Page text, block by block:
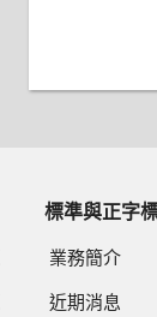
標準與正字
業務簡介
近期消息